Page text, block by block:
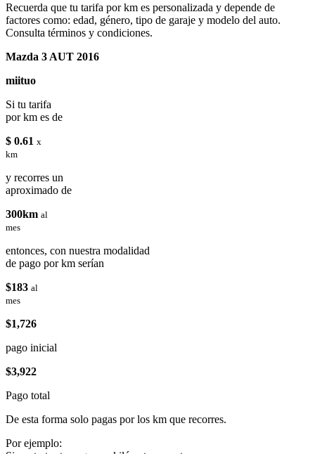
Recuerda que tu tarifa por km es personalizada y depende de
factores como: edad, género, tipo de garaje y modelo del auto.
Consulta términos y condiciones.
Mazda 3 AUT 2016
miituo
Si tu tarifa
por km es de
$ 0.61 x
km
y recorres un
aproximado de
300km al
mes
entonces, con nuestra modalidad
de pago por km serían
$183 al
mes
$1,726
pago inicial
$3,922
Pago total
De esta forma solo pagas por los km que recorres.
Por ejemplo: